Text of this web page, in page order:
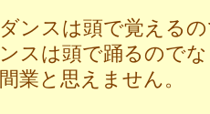
ダンスは頭で覚える
ンスは頭で踊るので
間業と思えません。